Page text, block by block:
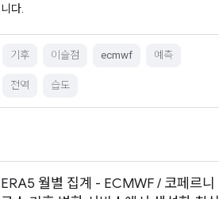
니다.
기후 이슬점 ecmwf 예측
전역 습도
ERA5 월별 집계 - ECMWF / 코페르니